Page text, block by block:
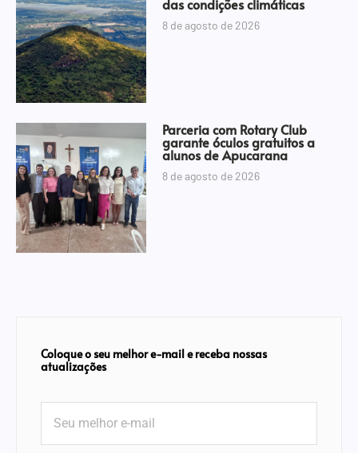
das condições climáticas
8 de agosto de 2026
Parceria com Rotary Club
garante óculos gratuitos a
alunos de Apucarana
8 de agosto de 2026
Coloque o seu melhor e-mail e receba nossas
atualizações